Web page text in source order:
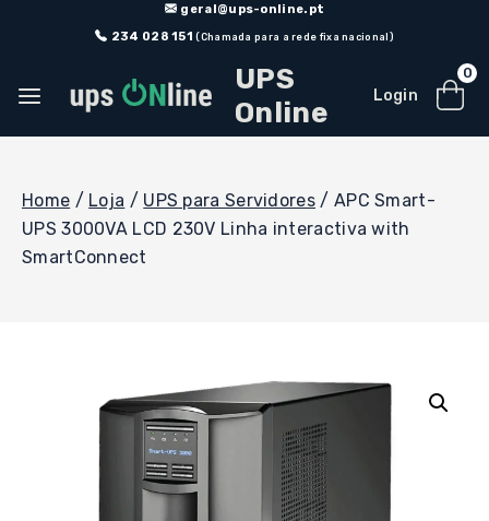
geral@ups-online.pt
234 028 151 (Chamada para a rede fixa nacional)
UPS
Online
Login
0
Home / Loja / UPS para Servidores / APC Smart-
UPS 3000VA LCD 230V Linha interactiva with
SmartConnect